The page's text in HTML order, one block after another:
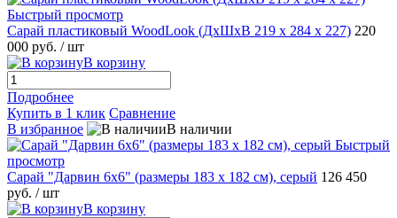
Быстрый просмотр
Сарай пластиковый WoodLook (ДхШхВ 219 х 284 х 227) 220
000 руб. / шт
В корзину
Подробнее
Купить в 1 клик Сравнение
В избранное
В наличии
Быстрый
просмотр
Сарай "Дарвин 6х6" (размеры 183 х 182 см), серый 126 450
руб. / шт
В корзину